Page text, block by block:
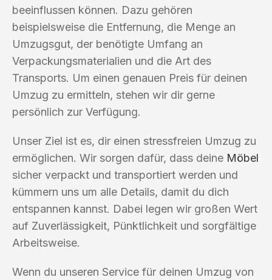
beeinflussen können. Dazu gehören
beispielsweise die Entfernung, die Menge an
Umzugsgut, der benötigte Umfang an
Verpackungsmaterialien und die Art des
Transports. Um einen genauen Preis für deinen
Umzug zu ermitteln, stehen wir dir gerne
persönlich zur Verfügung.
Unser Ziel ist es, dir einen stressfreien Umzug zu
ermöglichen. Wir sorgen dafür, dass deine Möbel
sicher verpackt und transportiert werden und
kümmern uns um alle Details, damit du dich
entspannen kannst. Dabei legen wir großen Wert
auf Zuverlässigkeit, Pünktlichkeit und sorgfältige
Arbeitsweise.
Wenn du unseren Service für deinen Umzug von